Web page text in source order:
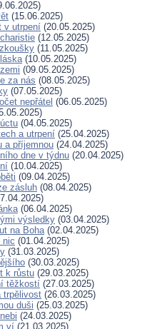
(15.06.2025)
v utrpení (20.05.2025)
(12.05.2025)
(11.05.2025)
(10.05.2025)
(09.05.2025)
za nás (08.05.2025)
(07.05.2025)
nepřátel (06.05.2025)
(04.05.2025)
a utrpení (25.04.2025)
a příjemnou (24.04.2025)
dne v týdnu (20.04.2025)
(10.04.2025)
(09.04.2025)
zásluh (08.04.2025)
(06.04.2025)
výsledky (03.04.2025)
na Boha(02.04.2025)
nic (01.04.2025)
(31.03.2025)
(30.03.2025)
k růstu (29.03.2025)
těžkostí (27.03.2025)
trpělivost (26.03.2025)
duši (25.03.2025)
(24.03.2025)
ví (21.03.2025)